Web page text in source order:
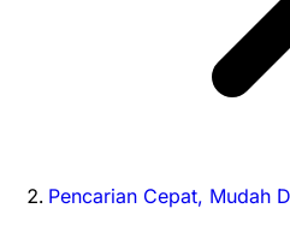
Pencarian Cepat, Mudah